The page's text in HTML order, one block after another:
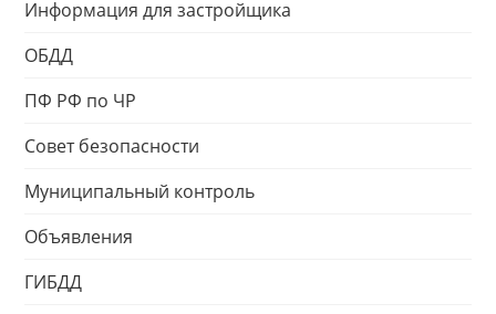
Информация для застройщика
ОБДД
ПФ РФ по ЧР
Совет безопасности
Муниципальный контроль
Объявления
ГИБДД